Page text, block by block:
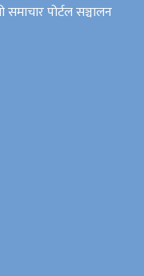
समाचार पोर्टल सञ्चालन